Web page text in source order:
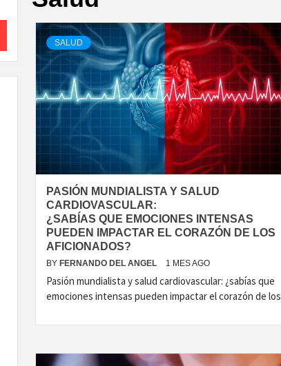
SALUD
PASIÓN MUNDIALISTA Y SALUD
CARDIOVASCULAR:
¿SABÍAS QUE EMOCIONES INTENSAS
PUEDEN IMPACTAR EL CORAZÓN DE LOS
AFICIONADOS?
BY FERNANDO DEL ANGEL 1 MES AGO
Pasión mundialista y salud cardiovascular: ¿sabías que
emociones intensas pueden impactar el corazón de los